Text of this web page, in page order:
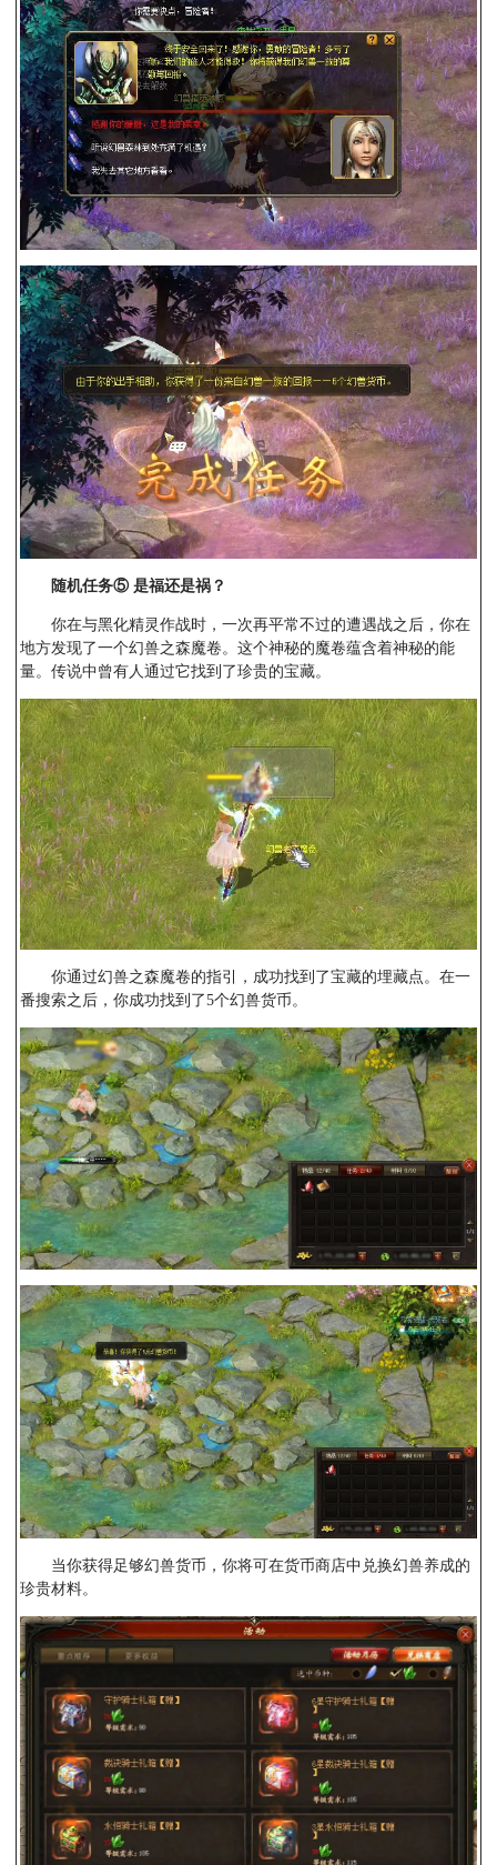
随机任务⑤ 是福还是祸？
你在与黑化精灵作战时，一次再平常不过的遭遇战之后，你在
地方发现了一个幻兽之森魔卷。这个神秘的魔卷蕴含着神秘的能
量。传说中曾有人通过它找到了珍贵的宝藏。
你通过幻兽之森魔卷的指引，成功找到了宝藏的埋藏点。在一
番搜索之后，你成功找到了5个幻兽货币。
当你获得足够幻兽货币，你将可在货币商店中兑换幻兽养成的
珍贵材料。